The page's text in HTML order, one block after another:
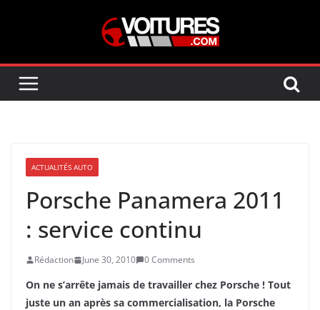
ACTUALITÉS AUTO
Porsche Panamera 2011
: service continu
Rédaction June 30, 2010 0 Comments
On ne s’arrête jamais de travailler chez Porsche ! Tout
juste un an après sa commercialisation, la Porsche